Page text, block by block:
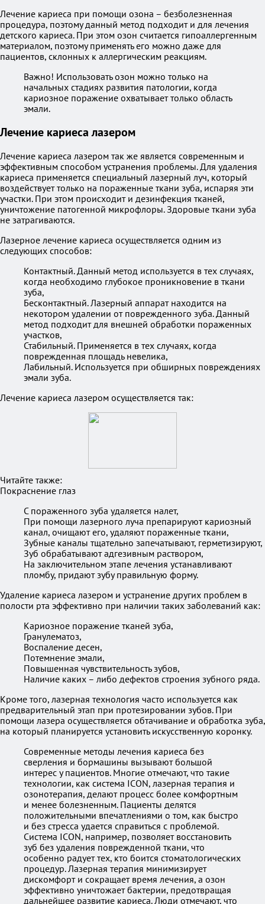
Лечение кариеса при помощи озона – безболезненная
процедура, поэтому данный метод подходит и для лечения
детского кариеса. При этом озон считается гипоаллергенным
материалом, поэтому применять его можно даже для
пациентов, склонных к аллергическим реакциям.
Важно! Использовать озон можно только на
начальных стадиях развития патологии, когда
кариозное поражение охватывает только область
эмали.
Лечение кариеса лазером
Лечение кариеса лазером так же является современным и
эффективным способом устранения проблемы. Для удаления
кариеса применяется специальный лазерный луч, который
воздействует только на пораженные ткани зуба, испаряя эти
участки. При этом происходит и дезинфекция тканей,
уничтожение патогенной микрофлоры. Здоровые ткани зуба
не затрагиваются.
Лазерное лечение кариеса осуществляется одним из
следующих способов:
Контактный. Данный метод используется в тех случаях,
когда необходимо глубокое проникновение в ткани
зуба,
Бесконтактный. Лазерный аппарат находится на
некотором удалении от поврежденного зуба. Данный
метод подходит для внешней обработки пораженных
участков,
Стабильный. Применяется в тех случаях, когда
поврежденная площадь невелика,
Лабильный. Используется при обширных повреждениях
эмали зуба.
Лечение кариеса лазером осуществляется так:
Читайте также:
Покраснение глаз
С пораженного зуба удаляется налет,
При помощи лазерного луча препарируют кариозный
канал, очищают его, удаляют пораженные ткани,
Зубные каналы тщательно запечатывают, герметизируют,
Зуб обрабатывают адгезивным раствором,
На заключительном этапе лечения устанавливают
пломбу, придают зубу правильную форму.
Удаление кариеса лазером и устранение других проблем в
полости рта эффективно при наличии таких заболеваний как:
Кариозное поражение тканей зуба,
Гранулематоз,
Воспаление десен,
Потемнение эмали,
Повышенная чувствительность зубов,
Наличие каких – либо дефектов строения зубного ряда.
Кроме того, лазерная технология часто используется как
предварительный этап при протезировании зубов. При
помощи лазера осуществляется обтачивание и обработка зуба,
на который планируется установить искусственную коронку.
Современные методы лечения кариеса без
сверления и бормашины вызывают большой
интерес у пациентов. Многие отмечают, что такие
технологии, как система ICON, лазерная терапия и
озонотерапия, делают процесс более комфортным
и менее болезненным. Пациенты делятся
положительными впечатлениями о том, как быстро
и без стресса удается справиться с проблемой.
Система ICON, например, позволяет восстановить
зуб без удаления поврежденной ткани, что
особенно радует тех, кто боится стоматологических
процедур. Лазерная терапия минимизирует
дискомфорт и сокращает время лечения, а озон
эффективно уничтожает бактерии, предотвращая
дальнейшее развитие кариеса. Люди отмечают, что